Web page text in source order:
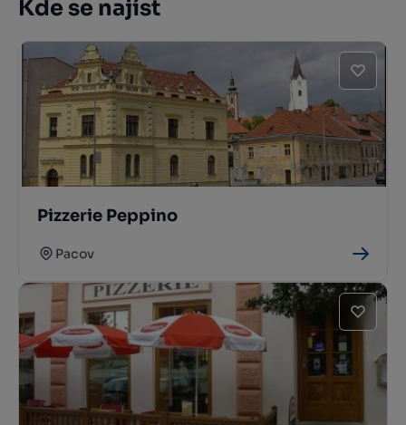
Kde se najíst
Pizzerie Peppino
Pacov